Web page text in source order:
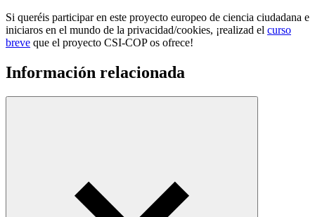
Si queréis participar en este proyecto europeo de ciencia ciudadana e
iniciaros en el mundo de la privacidad/cookies, ¡realizad el curso
breve que el proyecto CSI-COP os ofrece!
Información relacionada